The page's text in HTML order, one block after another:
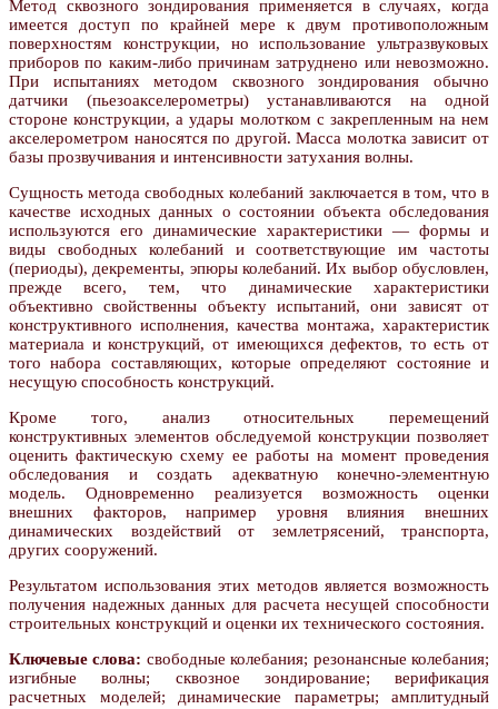
Метод сквозного зондирования применяется в случаях, когда
имеется доступ по крайней мере к двум противоположным
поверхностям конструкции, но использование ультразвуковых
приборов по каким-либо причинам затруднено или невозможно.
При испытаниях методом сквозного зондирования обычно
датчики (пьезоакселерометры) устанавливаются на одной
стороне конструкции, а удары молотком с закрепленным на нем
акселерометром наносятся по другой. Масса молотка зависит от
базы прозвучивания и интенсивности затухания волны.
Сущность метода свободных колебаний заключается в том, что в
качестве исходных данных о состоянии объекта обследования
используются его динамические характеристики — формы и
виды свободных колебаний и соответствующие им частоты
(периоды), декременты, эпюры колебаний. Их выбор обусловлен,
прежде всего, тем, что динамические характеристики
объективно свойственны объекту испытаний, они зависят от
конструктивного исполнения, качества монтажа, характеристик
материала и конструкций, от имеющихся дефектов, то есть от
того набора составляющих, которые определяют состояние и
несущую способность конструкций.
Кроме того, анализ относительных перемещений
конструктивных элементов обследуемой конструкции позволяет
оценить фактическую схему ее работы на момент проведения
обследования и создать адекватную конечно-элементную
модель. Одновременно реализуется возможность оценки
внешних факторов, например уровня влияния внешних
динамических воздействий от землетрясений, транспорта,
других сооружений.
Результатом использования этих методов является возможность
получения надежных данных для расчета несущей способности
строительных конструкций и оценки их технического состояния.
Ключевые слова: свободные колебания; резонансные колебания;
изгибные волны; сквозное зондирование; верификация
расчетных моделей; динамические параметры; амплитудный